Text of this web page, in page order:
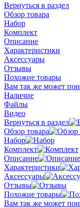
Вернуться в раздел
Обзор товара
Набор
Комплект
Описание
Характеристики
Аксессуары
Отзывы
Похожие товары
Вам так же может
Наличие
Файлы
Видео
Вернуться в раздел
Обзор товара
Набор
Комплект
Описание
Характеристики
Аксессуары
Отзывы
Похожие товары
Вам так же может